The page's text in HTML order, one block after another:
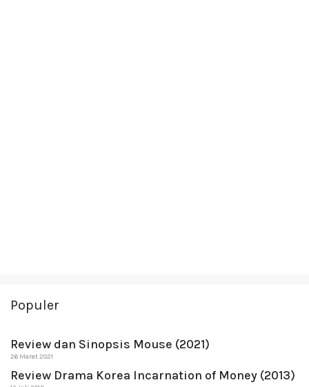
Populer
Review dan Sinopsis Mouse (2021)
26 Maret 2021
Review Drama Korea Incarnation of Money (2013)